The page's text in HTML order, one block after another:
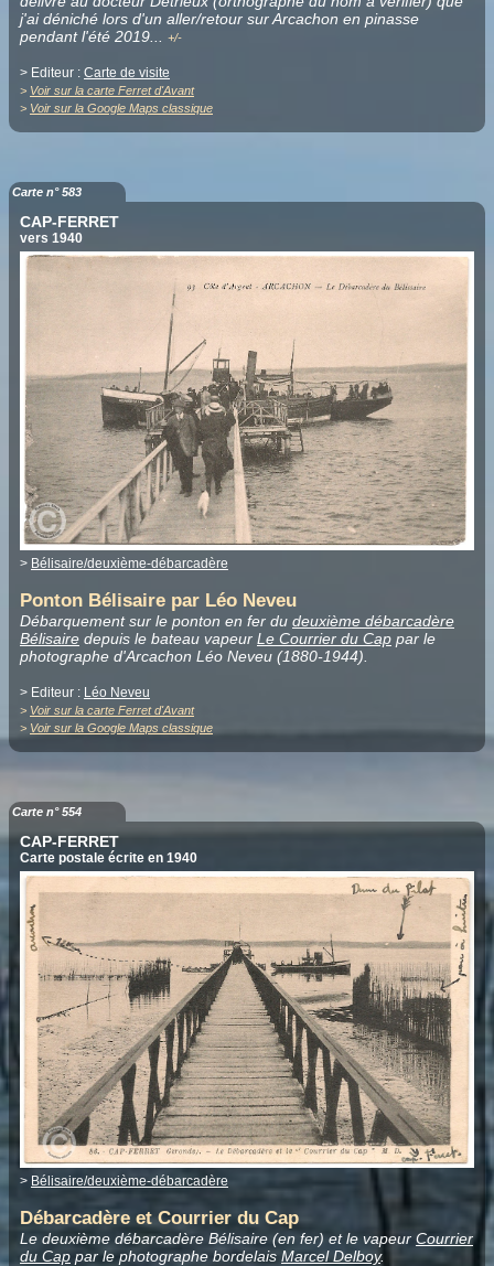
j'ai déniché lors d'un aller/retour sur Arcachon en pinasse
pendant l'été 2019... +/-
> Editeur : Carte de visite
> Voir sur la carte Ferret d'Avant
> Voir sur la Google Maps classique
Carte n° 583
CAP-FERRET
vers 1940
> Bélisaire/deuxième-débarcadère
Ponton Bélisaire par Léo Neveu
Débarquement sur le ponton en fer du deuxième débarcadère
Bélisaire depuis le bateau vapeur Le Courrier du Cap par le
photographe d'Arcachon Léo Neveu (1880-1944).
> Editeur : Léo Neveu
> Voir sur la carte Ferret d'Avant
> Voir sur la Google Maps classique
Carte n° 554
CAP-FERRET
Carte postale écrite en 1940
> Bélisaire/deuxième-débarcadère
Débarcadère et Courrier du Cap
Le deuxième débarcadère Bélisaire (en fer) et le vapeur Courrier
du Cap par le photographe bordelais Marcel Delboy.